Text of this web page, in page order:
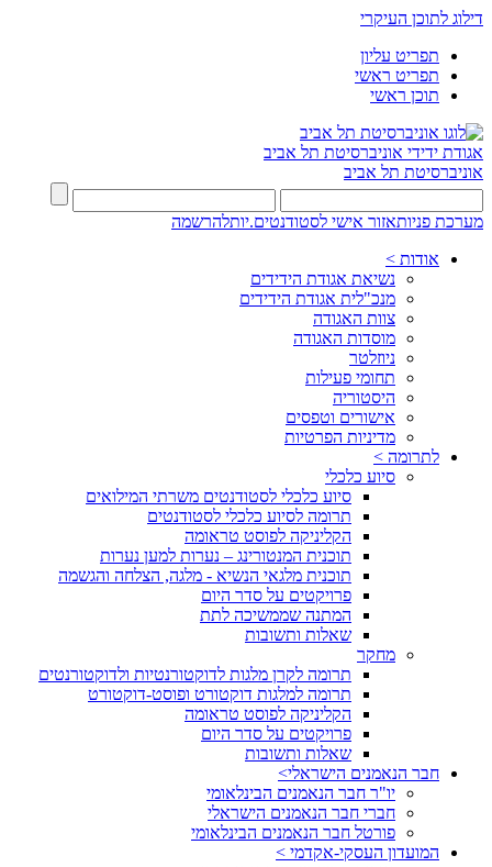
דילוג לתוכן העיקרי
תפריט עליון
תפריט ראשי
תוכן ראשי
אגודת ידידי אוניברסיטת תל אביב
אוניברסיטת תל אביב
מערכת פניותאזור אישי לסטודנטים.יותלהרשמה
אודות >
נשיאת אגודת הידידים
מנכ"לית אגודת הידידים
צוות האגודה
מוסדות האגודה
ניוזלטר
תחומי פעילות
היסטוריה
אישורים וטפסים
מדיניות הפרטיות
לתרומה >
סיוע כלכלי
סיוע כלכלי לסטודנטים משרתי המילואים
תרומה לסיוע כלכלי לסטודנטים
הקליניקה לפוסט טראומה
תוכנית המנטורינג – נערות למען נערות
תוכנית מלגאי הנשיא - מלגה, הצלחה והגשמה
פרויקטים על סדר היום
המתנה שממשיכה לתת
שאלות ותשובות
מחקר
תרומה לקרן מלגות לדוקטורנטיות ולדוקטורנטים
תרומה למלגות דוקטורט ופוסט-דוקטורט
הקליניקה לפוסט טראומה
פרויקטים על סדר היום
שאלות ותשובות
חבר הנאמנים הישראלי>
יו"ר חבר הנאמנים הבינלאומי
חברי חבר הנאמנים הישראלי
פורטל חבר הנאמנים הבינלאומי
המועדון העסקי-אקדמי >